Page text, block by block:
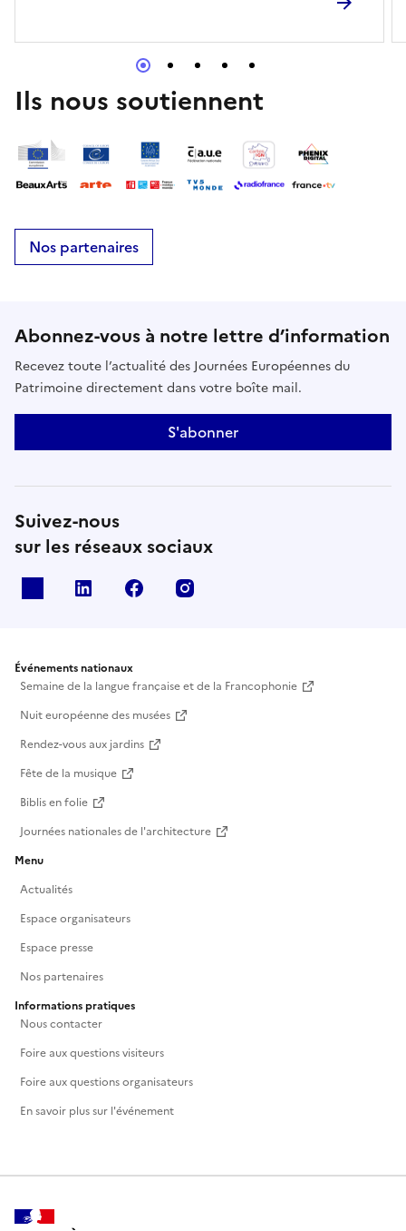
Ils nous soutiennent
Nos partenaires
Abonnez-vous à notre lettre d’information
Recevez toute l’actualité des Journées Européennes du
Patrimoine directement dans votre boîte mail.
S'abonner
Suivez-nous
sur les réseaux sociaux
Linkedin Facebook
Événements nationaux
Semaine de la langue française et de la Francophonie
Nuit européenne des musées
Rendez-vous aux jardins
Fête de la musique
Biblis en folie
Journées nationales de l'architecture
Menu
Actualités
Espace organisateurs
Espace presse
Nos partenaires
Informations pratiques
Nous contacter
Foire aux questions visiteurs
Foire aux questions organisateurs
En savoir plus sur l'événement